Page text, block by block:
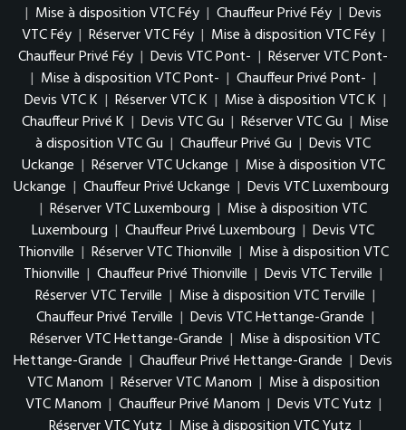
| Mise à disposition VTC Féy | Chauffeur Privé Féy | Devis
VTC Féy | Réserver VTC Féy | Mise à disposition VTC Féy |
Chauffeur Privé Féy | Devis VTC Pont- | Réserver VTC Pont-
| Mise à disposition VTC Pont- | Chauffeur Privé Pont- |
Devis VTC K | Réserver VTC K | Mise à disposition VTC K |
Chauffeur Privé K | Devis VTC Gu | Réserver VTC Gu | Mise
à disposition VTC Gu | Chauffeur Privé Gu | Devis VTC
Uckange | Réserver VTC Uckange | Mise à disposition VTC
Uckange | Chauffeur Privé Uckange | Devis VTC Luxembourg
| Réserver VTC Luxembourg | Mise à disposition VTC
Luxembourg | Chauffeur Privé Luxembourg | Devis VTC
Thionville | Réserver VTC Thionville | Mise à disposition VTC
Thionville | Chauffeur Privé Thionville | Devis VTC Terville |
Réserver VTC Terville | Mise à disposition VTC Terville |
Chauffeur Privé Terville | Devis VTC Hettange-Grande |
Réserver VTC Hettange-Grande | Mise à disposition VTC
Hettange-Grande | Chauffeur Privé Hettange-Grande | Devis
VTC Manom | Réserver VTC Manom | Mise à disposition
VTC Manom | Chauffeur Privé Manom | Devis VTC Yutz |